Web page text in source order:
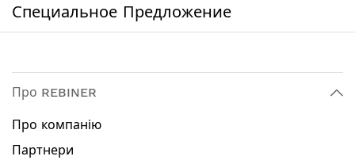
Специальное Предложение
Про REBINER
Про компанію
Партнери